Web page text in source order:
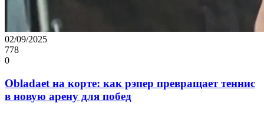
02/09/2025
778
0
Obladaet на корте: как рэпер превращает теннис
в новую арену для побед